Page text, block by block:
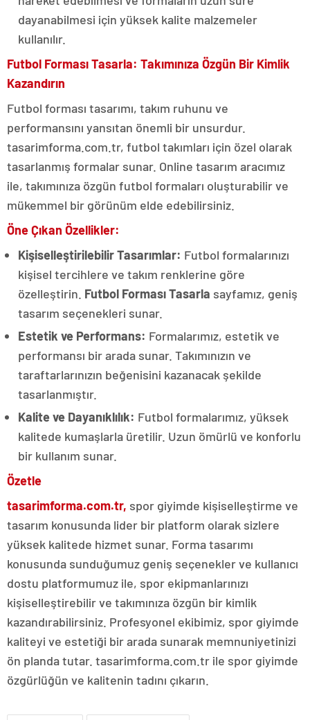
dayanabilmesi için yüksek kalite malzemeler
kullanılır.
Futbol Forması Tasarla: Takımınıza Özgün Bir Kimlik
Kazandırın
Futbol forması tasarımı, takım ruhunu ve
performansını yansıtan önemli bir unsurdur.
tasarimforma.com.tr, futbol takımları için özel olarak
tasarlanmış formalar sunar. Online tasarım aracımız
ile, takımınıza özgün futbol formaları oluşturabilir ve
mükemmel bir görünüm elde edebilirsiniz.
Öne Çıkan Özellikler:
Kişiselleştirilebilir Tasarımlar: Futbol formalarınızı
kişisel tercihlere ve takım renklerine göre
özelleştirin. Futbol Forması Tasarla sayfamız, geniş
tasarım seçenekleri sunar.
Estetik ve Performans: Formalarımız, estetik ve
performansı bir arada sunar. Takımınızın ve
taraftarlarınızın beğenisini kazanacak şekilde
tasarlanmıştır.
Kalite ve Dayanıklılık: Futbol formalarımız, yüksek
kalitede kumaşlarla üretilir. Uzun ömürlü ve konforlu
bir kullanım sunar.
Özetle
tasarimforma.com.tr, spor giyimde kişiselleştirme ve
tasarım konusunda lider bir platform olarak sizlere
yüksek kalitede hizmet sunar. Forma tasarımı
konusunda sunduğumuz geniş seçenekler ve kullanıcı
dostu platformumuz ile, spor ekipmanlarınızı
kişiselleştirebilir ve takımınıza özgün bir kimlik
kazandırabilirsiniz. Profesyonel ekibimiz, spor giyimde
kaliteyi ve estetiği bir arada sunarak memnuniyetinizi
ön planda tutar. tasarimforma.com.tr ile spor giyimde
özgürlüğün ve kalitenin tadını çıkarın.